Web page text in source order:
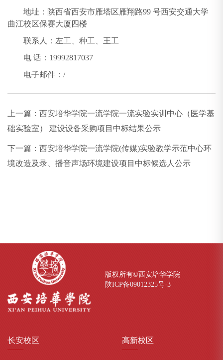
地址：陕西省西安市雁塔区雁翔路99 号西安交通大学
曲江校区保赛大厦四楼
联系人：左工、种工、王工
电 话：19992817037
电子邮件：/
上一篇： 西安培华学院一流学院一流实验实训中心（医学基
础实验室） 建设设备采购项目中标结果公示
下一篇： 西安培华学院一流学院(传媒)实验教学示范中心环
境改造及录、播音声场环境建设项目中标候选人公示
版权所有©西安培华学院
陕ICP备09012325号-3
长安校区 高新校区